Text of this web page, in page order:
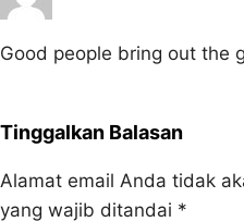
Good people bring out the
Tinggalkan Balasan
Alamat email Anda tidak
yang wajib ditandai *